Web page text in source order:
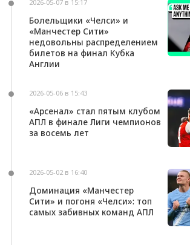
2026-05-07 в 15:17
Болельщики «Челси» и
«Манчестер Сити»
недовольны распределением
билетов на финал Кубка
Англии
2026-05-06 в 15:43
«Арсенал» стал пятым клубом
АПЛ в финале Лиги чемпионов
за восемь лет
2026-05-02 в 16:40
Доминация «Манчестер
Сити» и погоня «Челси»: топ
самых забивных команд АПЛ